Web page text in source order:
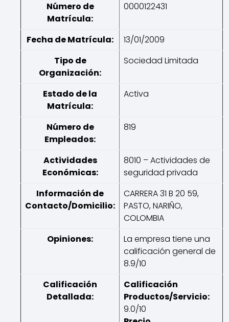
Número de
Matrícula:
0000122431
Fecha de Matrícula:
13/01/2009
Tipo de
Organización:
Sociedad Limitada
Estado de la
Matrícula:
Activa
Número de
Empleados:
819
Actividades
Económicas:
8010 – Actividades de
seguridad privada
Información de
Contacto/Domicilio:
CARRERA 31 B 20 59,
PASTO, NARIÑO,
COLOMBIA
Opiniones:
La empresa tiene una
calificación general de
8.9/10
Calificación
Detallada:
Calificación
Productos/Servicio:
9.0/10